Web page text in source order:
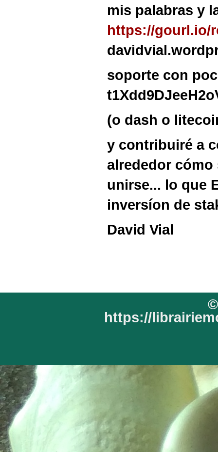
mis palabras y
https://gourl.io/
soporte con
(o dash o
y contribuiré a
alrededor
unirse... lo que
inversíon de
David Vial
https://